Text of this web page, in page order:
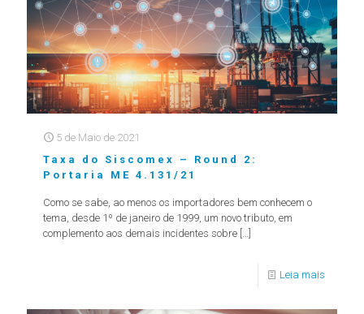
5 de Maio de 2021
Taxa do Siscomex – Round 2:
Portaria ME 4.131/21
Como se sabe, ao menos os importadores bem conhecem o
tema, desde 1º de janeiro de 1999, um novo tributo, em
complemento aos demais incidentes sobre […]
Leia mais